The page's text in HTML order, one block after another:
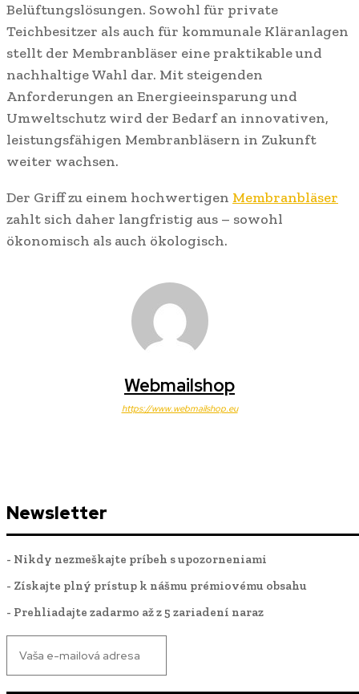
Belüftungslösungen. Sowohl für private
Teichbesitzer als auch für kommunale Kläranlagen
stellt der Membranbläser eine praktikable und
nachhaltige Wahl dar. Mit steigenden
Anforderungen an Energieeinsparung und
Umweltschutz wird der Bedarf an innovativen,
leistungsfähigen Membranbläsern in Zukunft
weiter wachsen.
Der Griff zu einem hochwertigen Membranbläser
zahlt sich daher langfristig aus – sowohl
ökonomisch als auch ökologisch.
Webmailshop
https://www.webmailshop.eu
Newsletter
- Nikdy nezmeškajte príbeh s upozorneniami
- Získajte plný prístup k nášmu prémiovému obsahu
- Prehliadajte zadarmo až z 5 zariadení naraz